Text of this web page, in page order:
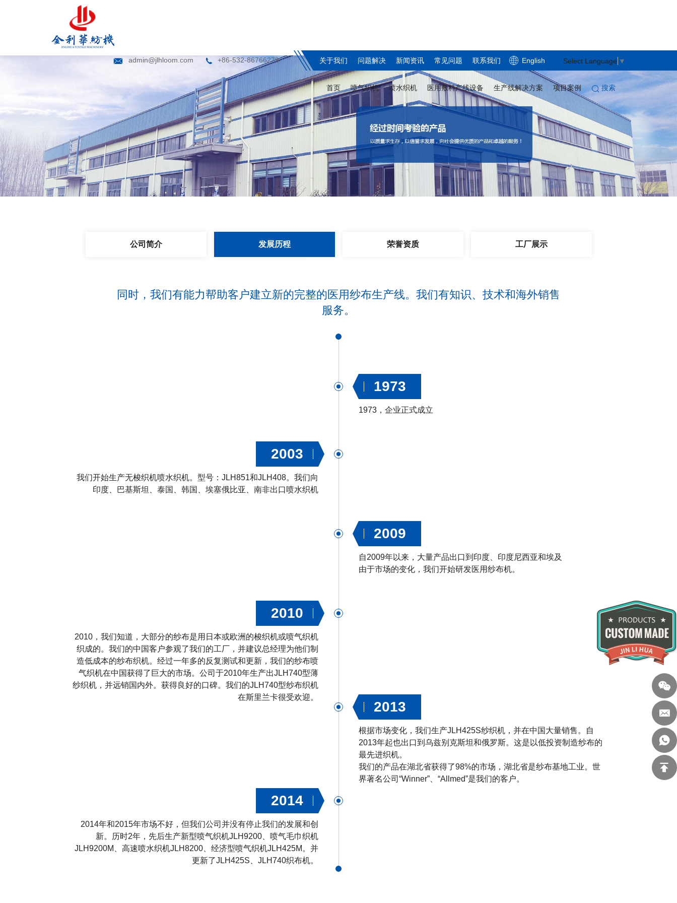
admin@jlhloom.com +86-532-86766279 关于我们 问题解决 新闻资讯 常见问题 联系我们 English Select Language ▼
首页 喷气织机 喷水织机 医用敷料产线设备 生产线解决方案 项目案例 搜索
公司简介 发展历程 荣誉资质 工厂展示
同时，我们有能力帮助客户建立新的完整的医用纱布生产线。我们有知识、技术和海外销售
服务。
1973
1973，企业正式成立
2003
我们开始生产无梭织机喷水织机。型号：JLH851和JLH408。我们向
印度、巴基斯坦、泰国、韩国、埃塞俄比亚、南非出口喷水织机
2009
自2009年以来，大量产品出口到印度、印度尼西亚和埃及
由于市场的变化，我们开始研发医用纱布机。
2010
2010，我们知道，大部分的纱布是用日本或欧洲的梭织机或喷气织机
织成的。我们的中国客户参观了我们的工厂，并建议总经理为他们制
造低成本的纱布织机。经过一年多的反复测试和更新，我们的纱布喷
气织机在中国获得了巨大的市场。公司于2010年生产出JLH740型薄
纱织机，并远销国内外。获得良好的口碑。我们的JLH740型纱布织机
在斯里兰卡很受欢迎。
2013
根据市场变化，我们生产JLH425S纱织机，并在中国大量销售。自
2013年起也出口到乌兹别克斯坦和俄罗斯。这是以低投资制造纱布的
最先进织机。
我们的产品在湖北省获得了98%的市场，湖北省是纱布基地工业。世
界著名公司“Winner”、“Allmed”是我们的客户。
2014
2014年和2015年市场不好，但我们公司并没有停止我们的发展和创
新。历时2年，先后生产新型喷气织机JLH9200、喷气毛巾织机
JLH9200M、高速喷水织机JLH8200、经济型喷气织机JLH425M。并
更新了JLH425S、JLH740织布机。